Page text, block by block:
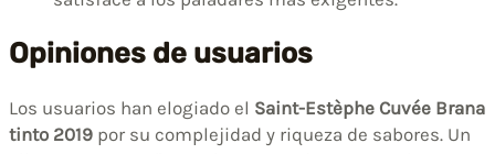
Opiniones de usuarios
Los usuarios han elogiado el Saint-Estèphe Cuvée Brana
tinto 2019 por su complejidad y riqueza de sabores. Un